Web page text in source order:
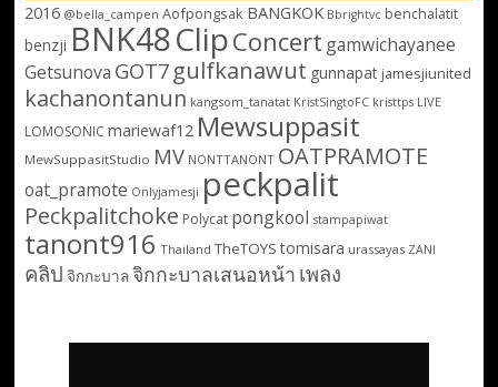
2016 @bella_campen Aofpongsak BANGKOK Bbrightvc benchalatit
benzji BNK48ClipConcert gamwichayanee
Getsunova GOT7gulfkanawut gunnapat jamesjiunited
kachanontanun kangsom_tanatat KristSingtoFC kristtps LIVE
LOMOSONIC mariewaf12 Mewsuppasit
MewSuppasitStudio MV NONTTANONT OATPRAMOTE
oat_pramote Onlyjamesji peckpalit
Peckpalitchoke Polycat pongkool stampapiwat
tanont916 Thailand TheTOYS tomisara urassayas ZANI
คลิป จิกกะบาลจิกกะบาลเสนอหน้า เพลง